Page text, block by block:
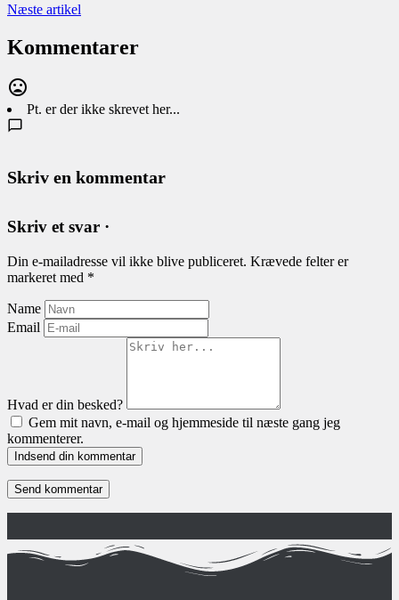
Næste artikel
Kommentarer
Pt. er der ikke skrevet her...
Skriv en kommentar
Skriv et svar ·
Din e-mailadresse vil ikke blive publiceret. Krævede felter er
markeret med *
Name
Email
Hvad er din besked?
Gem mit navn, e-mail og hjemmeside til næste gang jeg
kommenterer.
Indsend din kommentar